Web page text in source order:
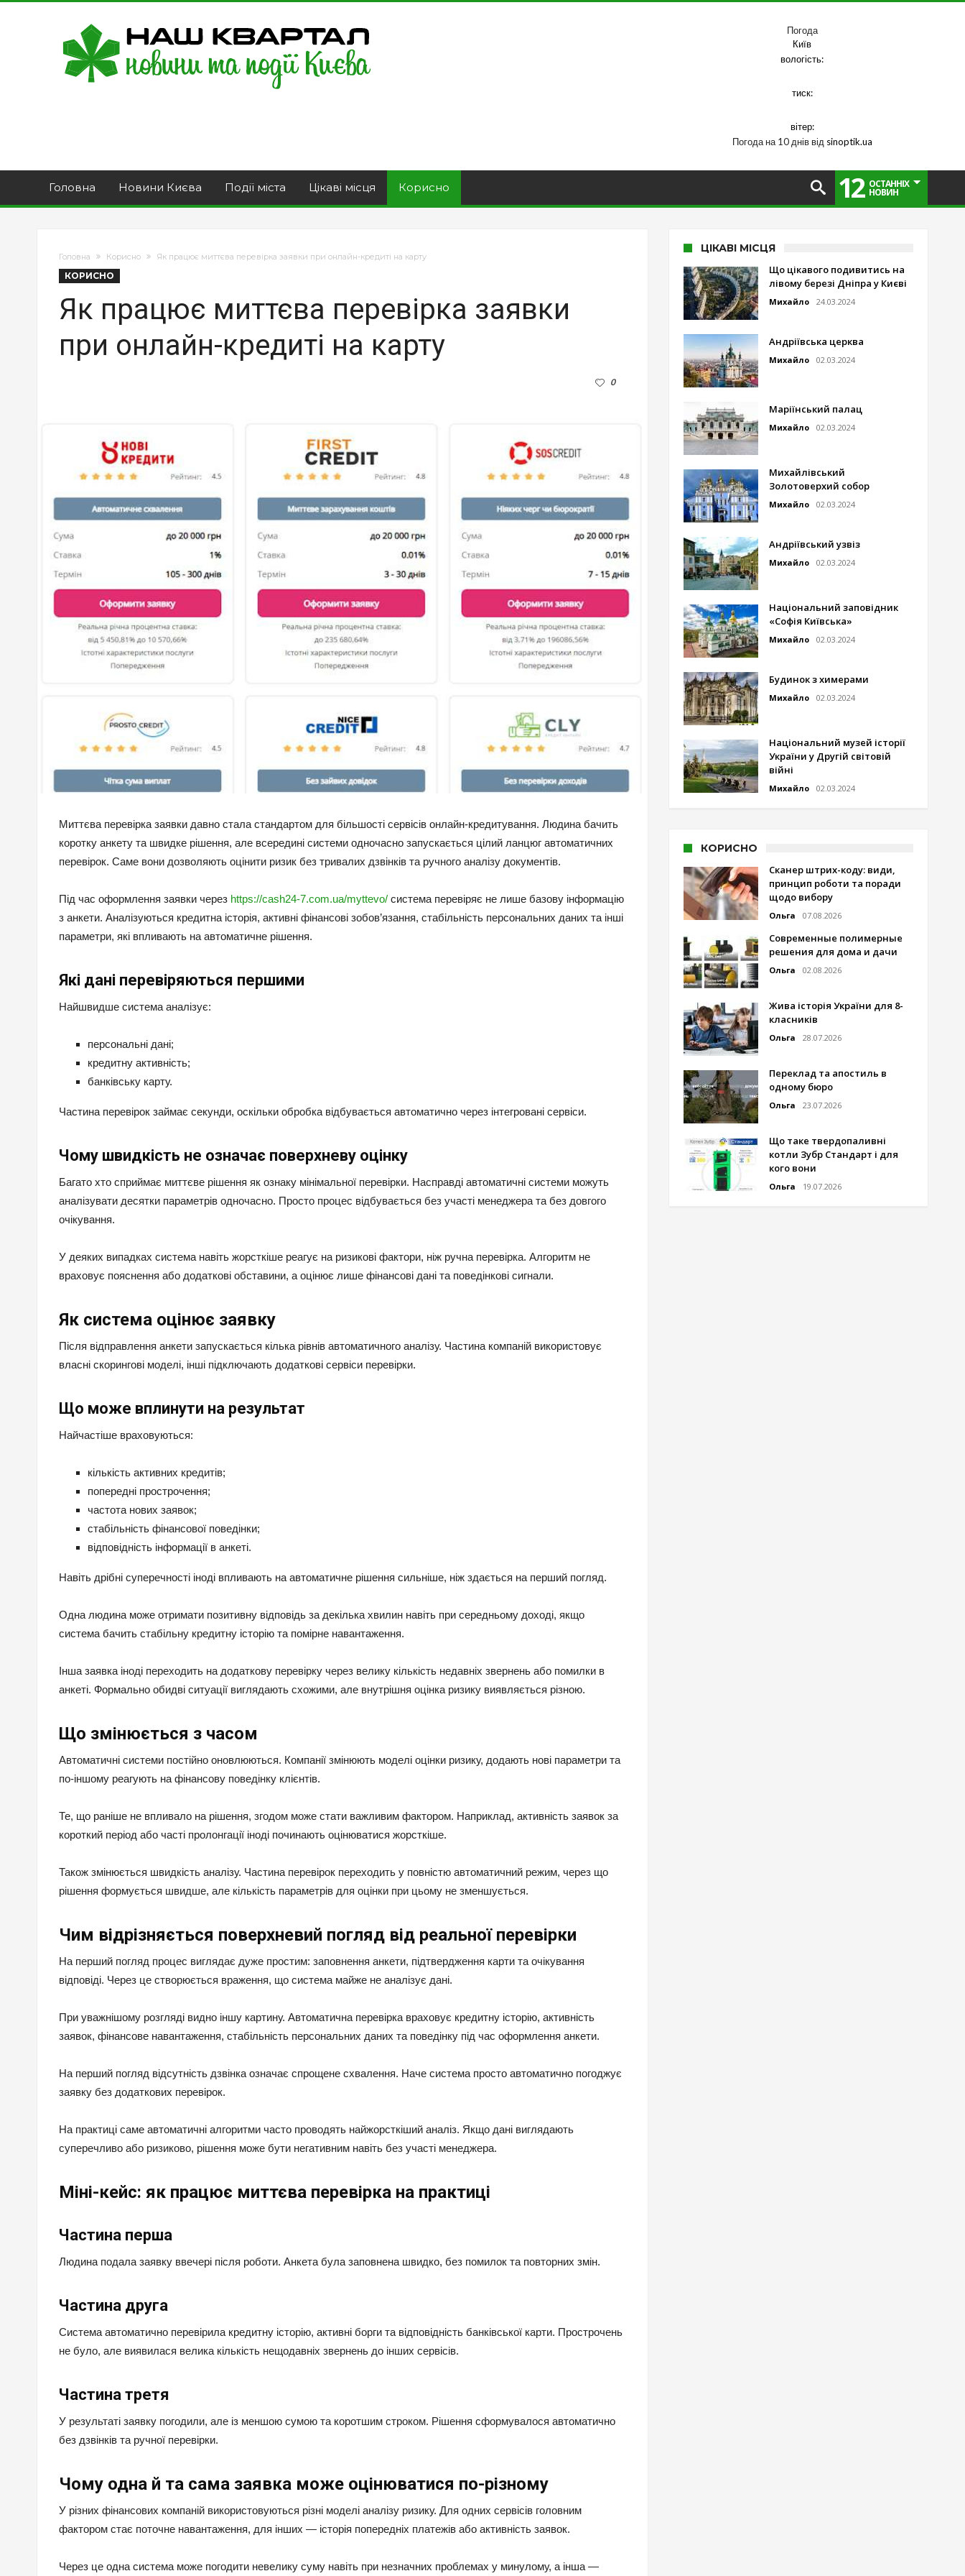
Погода
Київ
вологість:
тиск:
вітер:
Погода на 10 днів від sinoptik.ua
Головна Новини Києва Події міста Цікаві місця Корисно 12 ОСТАННІХ
НОВИН
Головна Корисно Як працює миттєва перевірка заявки при онлайн-кредиті на карту
КОРИСНО
Як працює миттєва перевірка заявки
при онлайн-кредиті на карту
0
Миттєва перевірка заявки давно стала стандартом для більшості сервісів онлайн-кредитування. Людина бачить
коротку анкету та швидке рішення, але всередині системи одночасно запускається цілий ланцюг автоматичних
перевірок. Саме вони дозволяють оцінити ризик без тривалих дзвінків та ручного аналізу документів.
Під час оформлення заявки через https://cash24-7.com.ua/myttevo/ система перевіряє не лише базову інформацію
з анкети. Аналізуються кредитна історія, активні фінансові зобов’язання, стабільність персональних даних та інші
параметри, які впливають на автоматичне рішення.
Які дані перевіряються першими
Найшвидше система аналізує:
персональні дані;
кредитну активність;
банківську карту.
Частина перевірок займає секунди, оскільки обробка відбувається автоматично через інтегровані сервіси.
Чому швидкість не означає поверхневу оцінку
Багато хто сприймає миттєве рішення як ознаку мінімальної перевірки. Насправді автоматичні системи можуть
аналізувати десятки параметрів одночасно. Просто процес відбувається без участі менеджера та без довгого
очікування.
У деяких випадках система навіть жорсткіше реагує на ризикові фактори, ніж ручна перевірка. Алгоритм не
враховує пояснення або додаткові обставини, а оцінює лише фінансові дані та поведінкові сигнали.
Як система оцінює заявку
Після відправлення анкети запускається кілька рівнів автоматичного аналізу. Частина компаній використовує
власні скорингові моделі, інші підключають додаткові сервіси перевірки.
Що може вплинути на результат
Найчастіше враховуються:
кількість активних кредитів;
попередні прострочення;
частота нових заявок;
стабільність фінансової поведінки;
відповідність інформації в анкеті.
Навіть дрібні суперечності іноді впливають на автоматичне рішення сильніше, ніж здається на перший погляд.
Одна людина може отримати позитивну відповідь за декілька хвилин навіть при середньому доході, якщо
система бачить стабільну кредитну історію та помірне навантаження.
Інша заявка іноді переходить на додаткову перевірку через велику кількість недавніх звернень або помилки в
анкеті. Формально обидві ситуації виглядають схожими, але внутрішня оцінка ризику виявляється різною.
Що змінюється з часом
Автоматичні системи постійно оновлюються. Компанії змінюють моделі оцінки ризику, додають нові параметри та
по-іншому реагують на фінансову поведінку клієнтів.
Те, що раніше не впливало на рішення, згодом може стати важливим фактором. Наприклад, активність заявок за
короткий період або часті пролонгації іноді починають оцінюватися жорсткіше.
Також змінюється швидкість аналізу. Частина перевірок переходить у повністю автоматичний режим, через що
рішення формується швидше, але кількість параметрів для оцінки при цьому не зменшується.
Чим відрізняється поверхневий погляд від реальної перевірки
На перший погляд процес виглядає дуже простим: заповнення анкети, підтвердження карти та очікування
відповіді. Через це створюється враження, що система майже не аналізує дані.
При уважнішому розгляді видно іншу картину. Автоматична перевірка враховує кредитну історію, активність
заявок, фінансове навантаження, стабільність персональних даних та поведінку під час оформлення анкети.
На перший погляд відсутність дзвінка означає спрощене схвалення. Наче система просто автоматично погоджує
заявку без додаткових перевірок.
На практиці саме автоматичні алгоритми часто проводять найжорсткіший аналіз. Якщо дані виглядають
суперечливо або ризиково, рішення може бути негативним навіть без участі менеджера.
Міні-кейс: як працює миттєва перевірка на практиці
Частина перша
Людина подала заявку ввечері після роботи. Анкета була заповнена швидко, без помилок та повторних змін.
Частина друга
Система автоматично перевірила кредитну історію, активні борги та відповідність банківської карти. Прострочень
не було, але виявилася велика кількість нещодавніх звернень до інших сервісів.
Частина третя
У результаті заявку погодили, але із меншою сумою та коротшим строком. Рішення сформувалося автоматично
без дзвінків та ручної перевірки.
Чому одна й та сама заявка може оцінюватися по-різному
У різних фінансових компаній використовуються різні моделі аналізу ризику. Для одних сервісів головним
фактором стає поточне навантаження, для інших — історія попередніх платежів або активність заявок.
Через це одна система може погодити невелику суму навіть при незначних проблемах у минулому, а інша —
ЦІКАВІ МІСЦЯ
Що цікавого подивитись на
лівому березі Дніпра у Києві
Михайло 24.03.2024
Андріївська церква
Михайло 02.03.2024
Маріїнський палац
Михайло 02.03.2024
Михайлівський
Золотоверхий собор
Михайло 02.03.2024
Андріївський узвіз
Михайло 02.03.2024
Національний заповідник
«Софія Київська»
Михайло 02.03.2024
Будинок з химерами
Михайло 02.03.2024
Національний музей історії
України у Другій світовій
війні
Михайло 02.03.2024
КОРИСНО
Сканер штрих-коду: види,
принцип роботи та поради
щодо вибору
Ольга 07.08.2026
Современные полимерные
решения для дома и дачи
Ольга 02.08.2026
Жива історія України для 8-
класників
Ольга 28.07.2026
Переклад та апостиль в
одному бюро
Ольга 23.07.2026
Що таке твердопаливні
котли Зубр Стандарт і для
кого вони
Ольга 19.07.2026